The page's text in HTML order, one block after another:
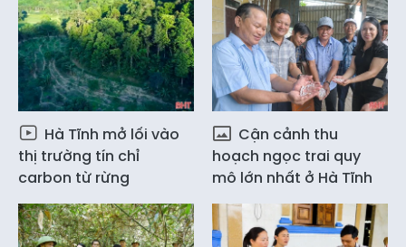
Hà Tĩnh mở lối vào
thị trường tín chỉ
carbon từ rừng
Cận cảnh thu
hoạch ngọc trai quy
mô lớn nhất ở Hà Tĩnh